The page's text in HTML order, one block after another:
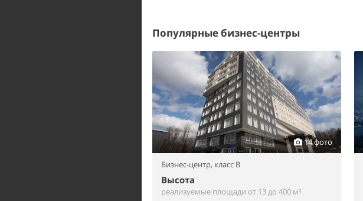
Популярные бизнес-центры
14 фото
Бизнес-центр, класс B
Высота
реализуемые площади от 13 до 400 м²